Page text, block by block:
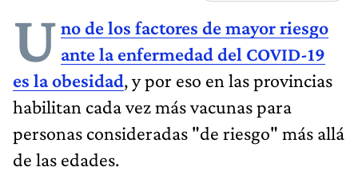
U no de los factores de mayor riesgo
ante la enfermedad del COVID-19
es la obesidad, y por eso en las provincias
habilitan cada vez más vacunas para
personas consideradas "de riesgo" más allá
de las edades.